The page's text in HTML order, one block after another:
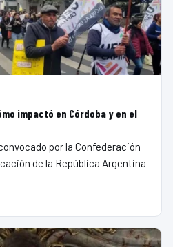
impactó en Córdoba y en el
por la Confederación
de la República Argentina